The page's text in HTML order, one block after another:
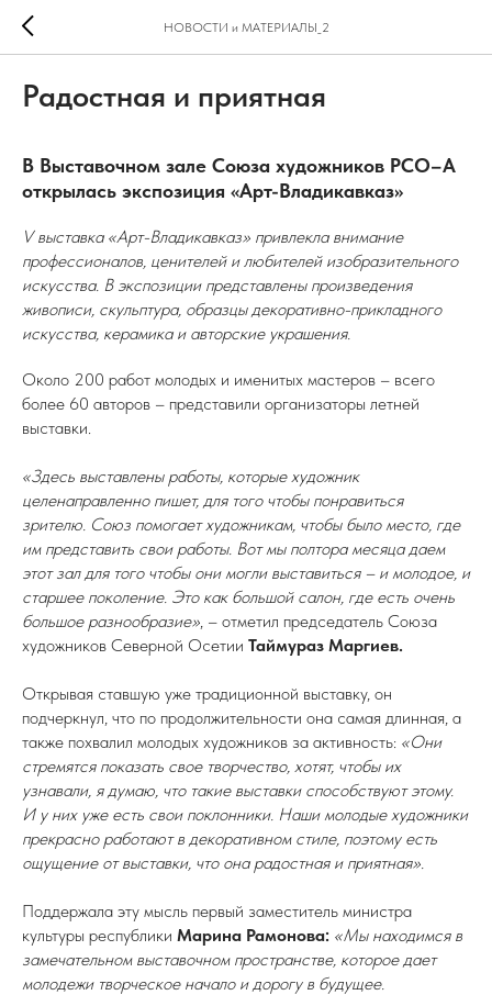
НОВОСТИ и МАТЕРИАЛЫ_2
Радостная и приятная
В Выставочном зале Союза художников РСО–А
открылась экспозиция «Арт-Владикавказ»
V выставка «Арт-Владикавказ» привлекла внимание
профессионалов, ценителей и любителей изобразительного
искусства. В экспозиции представлены произведения
живописи, скульптура, образцы декоративно-прикладного
искусства, керамика и авторские украшения.
Около 200 работ молодых и именитых мастеров – всего
более 60 авторов – представили организаторы летней
выставки.
«Здесь выставлены работы, которые художник
целенаправленно пишет, для того чтобы понравиться
зрителю. Союз помогает художникам, чтобы было место, где
им представить свои работы. Вот мы полтора месяца даем
этот зал для того чтобы они могли выставиться – и молодое, и
старшее поколение. Это как большой салон, где есть очень
большое разнообразие», – отметил председатель Союза
художников Северной Осетии Таймураз Маргиев.
Открывая ставшую уже традиционной выставку, он
подчеркнул, что по продолжительности она самая длинная, а
также похвалил молодых художников за активность: «Они
стремятся показать свое творчество, хотят, чтобы их
узнавали, я думаю, что такие выставки способствуют этому.
И у них уже есть свои поклонники. Наши молодые художники
прекрасно работают в декоративном стиле, поэтому есть
ощущение от выставки, что она радостная и приятная».
Поддержала эту мысль первый заместитель министра
культуры республики Марина Рамонова: «Мы находимся в
замечательном выставочном пространстве, которое дает
молодежи творческое начало и дорогу в будущее.